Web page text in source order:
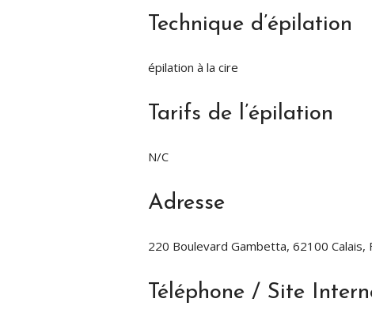
Technique d’épilation
épilation à la cire
Tarifs de l’épilation
N/C
Adresse
220 Boulevard Gambetta, 62100 Calais,
Téléphone / Site